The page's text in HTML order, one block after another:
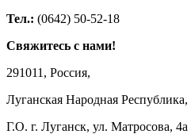
Тел.: (0642) 50-52-18
Свяжитесь с нами!
291011, Россия,
Луганская Народная Республика,
Г.О. г. Луганск, ул. Матросова, 4а